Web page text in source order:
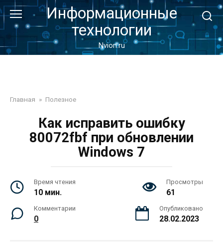
Перейти
к
контенту
Информационные
технологии
Nvion.ru
Главная » Полезное
Как исправить ошибку
80072fbf при обновлении
Windows 7
Время чтения
10 мин.
Просмотры
61
Комментарии
0
Опубликовано
28.02.2023